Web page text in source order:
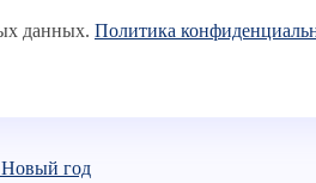
данных. Политика